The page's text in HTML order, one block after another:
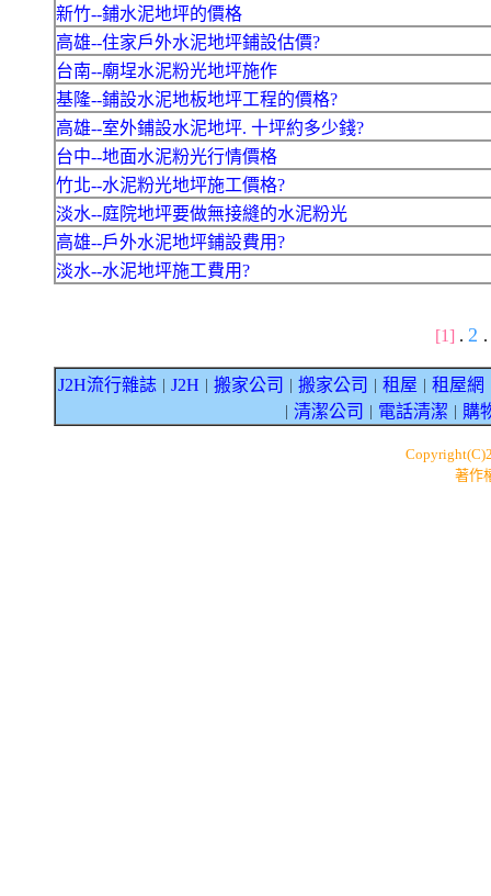
新竹--鋪水泥地坪的價格
高雄--住家戶外水泥地坪鋪設估價?
台南--廟埕水泥粉光地坪施作
基隆--鋪設水泥地板地坪工程的價格?
高雄--室外鋪設水泥地坪. 十坪約多少錢?
台中--地面水泥粉光行情價格
竹北--水泥粉光地坪施工價格?
淡水--庭院地坪要做無接縫的水泥粉光
高雄--戶外水泥地坪鋪設費用?
淡水--水泥地坪施工費用?
[1] . 2 .
J2H流行雜誌 J2H 搬家公司 搬家公司 租屋 租屋網
清潔公司 電話清潔 購
著作